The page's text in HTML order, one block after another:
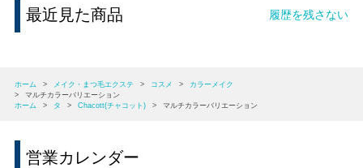
最近見た商品 履歴を残さない
ホーム > メイク・まつ毛エクステ > コスメ >
カラーメイク
>
マルチカラーバリエーション
ホーム
> タ > Chacott(チャコット) > マルチカラーバリエーション
営業カレンダー